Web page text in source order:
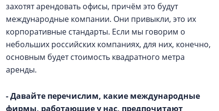
захотят арендовать офисы, причём это будут
международные компании. Они привыкли, это их
корпоративные стандарты. Если мы говорим о
небольших российских компаниях, для них, конечно,
основным будет стоимость квадратного метра
аренды.
- Давайте перечислим, какие международные
фирмы, работающие у нас, предпочитают